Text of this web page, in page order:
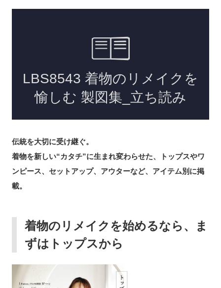
伝統を大切に受け継ぐ。
着物を新しい“カタチ”に生まれ変わらせた、トップスやワ
ンピース、セットアップ、アウターなど、アイテム別に掲
載。
着物のリメイクを始めるなら、ま
ずはトップスから